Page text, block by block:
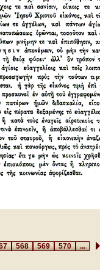
568569570...